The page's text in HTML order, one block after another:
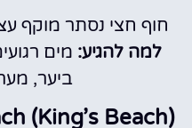
חוף חצי נסתר מוקף
למה להגיע: מים
ביער,